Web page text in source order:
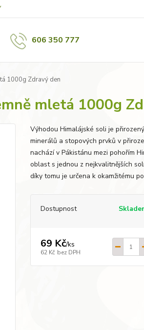
606 350 777
1000g Zdravý den
mletá 1000g
Výhodou Himalájské soli je
minerálů a stopových prvků v
nachází v Pákistánu mezi pohořím
oblast s jednou z nejkvalitnějších
díky tomu je určena k okamžitému
Dostupnost
69 Kč/ks
62 Kč bez DPH